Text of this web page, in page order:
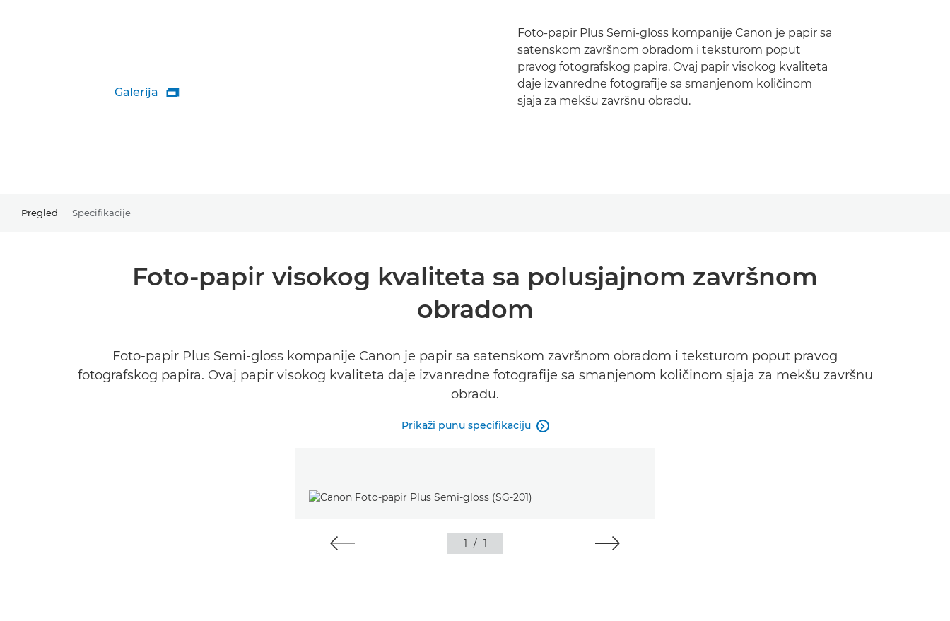
Galerija 
Foto-papir Plus Semi-gloss kompanije Canon je papir sa
satenskom završnom obradom i teksturom poput
pravog fotografskog papira. Ovaj papir visokog kvaliteta
daje izvanredne fotografije sa smanjenom količinom
sjaja za mekšu završnu obradu.
Pregled Specifikacije
Foto-papir visokog kvaliteta sa polusjajnom završnom
obradom
Foto-papir Plus Semi-gloss kompanije Canon je papir sa satenskom završnom obradom i teksturom poput pravog
fotografskog papira. Ovaj papir visokog kvaliteta daje izvanredne fotografije sa smanjenom količinom sjaja za mekšu završnu
obradu.
Prikaži punu specifikaciju 
1 / 1